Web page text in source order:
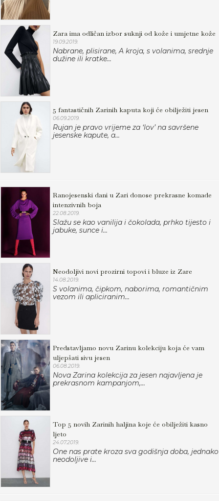
Zara ima odličan izbor suknji od kože i umjetne kože
19.09.2019.
Nabrane, plisirane, A kroja, s volanima, srednje
dužine ili kratke...
5 fantastičnih Zarinih kaputa koji će obilježiti jesen
06.09.2019.
Rujan je pravo vrijeme za ‘lov’ na savršene
jesenske kapute, a...
Ranojesenski dani u Zari donose prekrasne komade
intenzivnih boja
22.08.2019.
Slažu se kao vanilija i čokolada, prhko tijesto i
jabuke, sunce i...
Neodoljivi novi prozirni topovi i bluze iz Zare
14.08.2019.
S volanima, čipkom, naborima, romantičnim
vezom ili apliciranim...
Predstavljamo novu Zarinu kolekciju koja će vam
uljepšati sivu jesen
06.08.2019.
Nova Zarina kolekcija za jesen najavljena je
prekrasnom kampanjom,...
Top 5 novih Zarinih haljina koje će obilježiti kasno
ljeto
24.07.2019.
One nas prate kroza sva godišnja doba, jednako
neodoljive i...